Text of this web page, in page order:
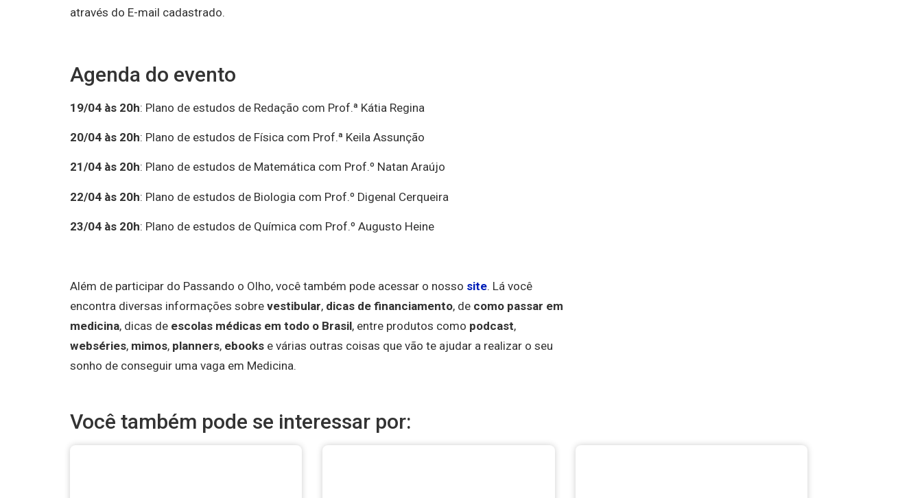
através do E-mail cadastrado.
Agenda do evento
19/04 às 20h: Plano de estudos de Redação com Prof.ª Kátia Regina
20/04 às 20h: Plano de estudos de Física com Prof.ª Keila Assunção
21/04 às 20h: Plano de estudos de Matemática com Prof.º Natan Araújo
22/04 às 20h: Plano de estudos de Biologia com Prof.º Digenal Cerqueira
23/04 às 20h: Plano de estudos de Química com Prof.º Augusto Heine
Além de participar do Passando o Olho, você também pode acessar o nosso site. Lá você
encontra diversas informações sobre vestibular, dicas de financiamento, de como passar em
medicina, dicas de escolas médicas em todo o Brasil, entre produtos como podcast,
webséries, mimos, planners, ebooks e várias outras coisas que vão te ajudar a realizar o seu
sonho de conseguir uma vaga em Medicina.
Você também pode se interessar por: